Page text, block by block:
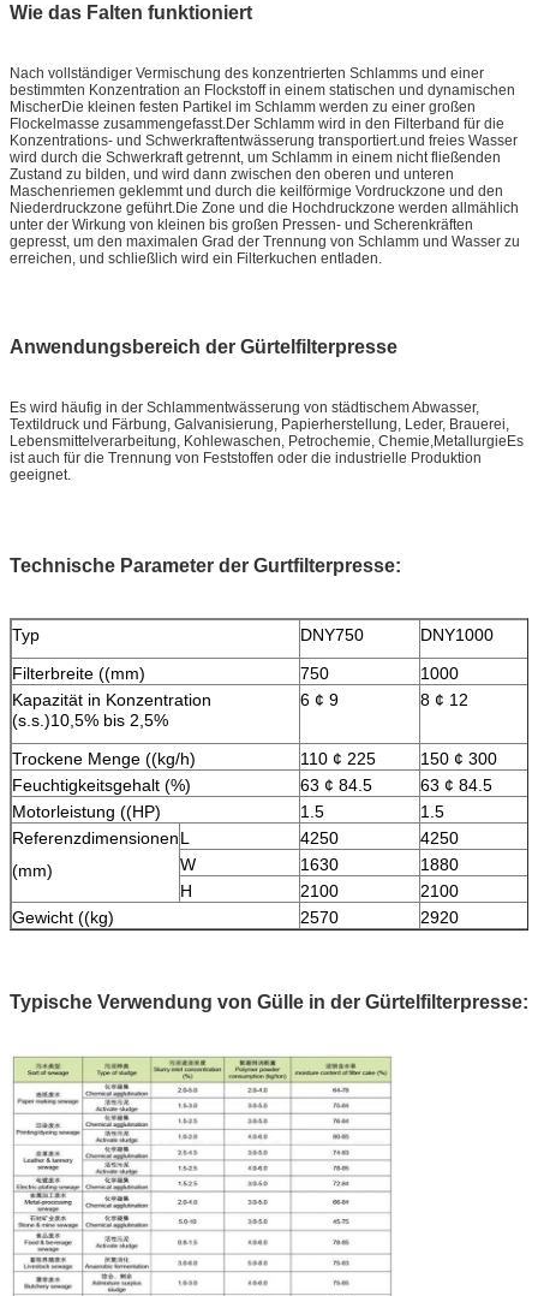
Wie das Falten funktioniert
Nach vollständiger Vermischung des konzentrierten Schlamms und einer
bestimmten Konzentration an Flockstoff in einem statischen und dynamischen
MischerDie kleinen festen Partikel im Schlamm werden zu einer großen
Flockelmasse zusammengefasst.Der Schlamm wird in den Filterband für die
Konzentrations- und Schwerkraftentwässerung transportiert.und freies Wasser
wird durch die Schwerkraft getrennt, um Schlamm in einem nicht fließenden
Zustand zu bilden, und wird dann zwischen den oberen und unteren
Maschenriemen geklemmt und durch die keilförmige Vordruckzone und den
Niederdruckzone geführt.Die Zone und die Hochdruckzone werden allmählich
unter der Wirkung von kleinen bis großen Pressen- und Scherenkräften
gepresst, um den maximalen Grad der Trennung von Schlamm und Wasser zu
erreichen, und schließlich wird ein Filterkuchen entladen.
Anwendungsbereich der Gürtelfilterpresse
Es wird häufig in der Schlammentwässerung von städtischem Abwasser,
Textildruck und Färbung, Galvanisierung, Papierherstellung, Leder, Brauerei,
Lebensmittelverarbeitung, Kohlewaschen, Petrochemie, Chemie,MetallurgieEs
ist auch für die Trennung von Feststoffen oder die industrielle Produktion
geeignet.
Technische Parameter der Gurtfilterpresse:
Typ DNY750
DNY1000
Filterbreite ((mm)
750
1000
Kapazität in Konzentration
(s.s.)10,5% bis 2,5%
6 ¢ 9 8 ¢ 12
Trockene Menge ((kg/h) 110 ¢ 225
150 ¢ 300
Feuchtigkeitsgehalt (%)
63 ¢ 84.5
63 ¢ 84.5
Motorleistung ((HP)
1.5
1.5
Referenzdimensionen
(mm)
L 4250
4250
W
1630
1880
H
2100
2100
Gewicht ((kg)
2570 2920
Typische Verwendung von Gülle in der Gürtelfilterpresse: